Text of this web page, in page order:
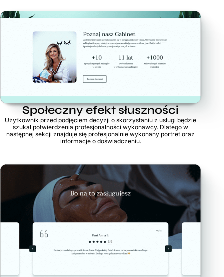
Społeczny efekt słuszności
Użytkownik przed podjęciem decyzji o skorzystaniu z usługi będzie
szukał potwierdzenia profesjonalności wykonawcy. Dlatego w
następnej sekcji znajduje się profesjonalnie wykonany portret oraz
informacje o doświadczeniu.